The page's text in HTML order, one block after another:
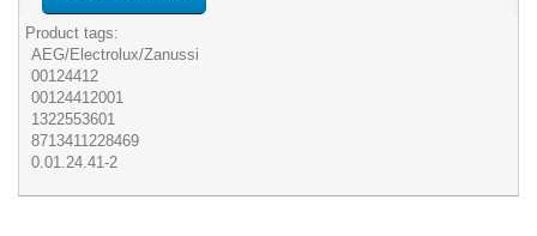
Product tags:
AEG/Electrolux/Zanussi
00124412
00124412001
1322553601
8713411228469
0.01.24.41-2